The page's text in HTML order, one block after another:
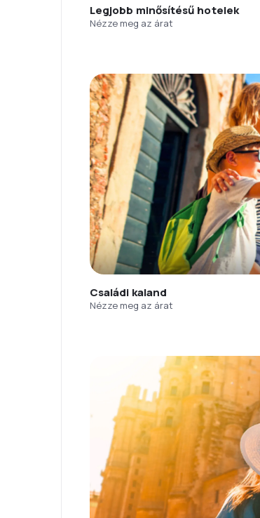
Legjobb minősítésű hotelek
Nézze meg az árat
Családi kaland
Nézze meg az árat